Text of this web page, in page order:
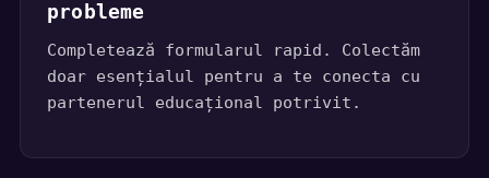
probleme
Completează formularul rapid. Colectăm
doar esențialul pentru a te conecta cu
partenerul educațional potrivit.